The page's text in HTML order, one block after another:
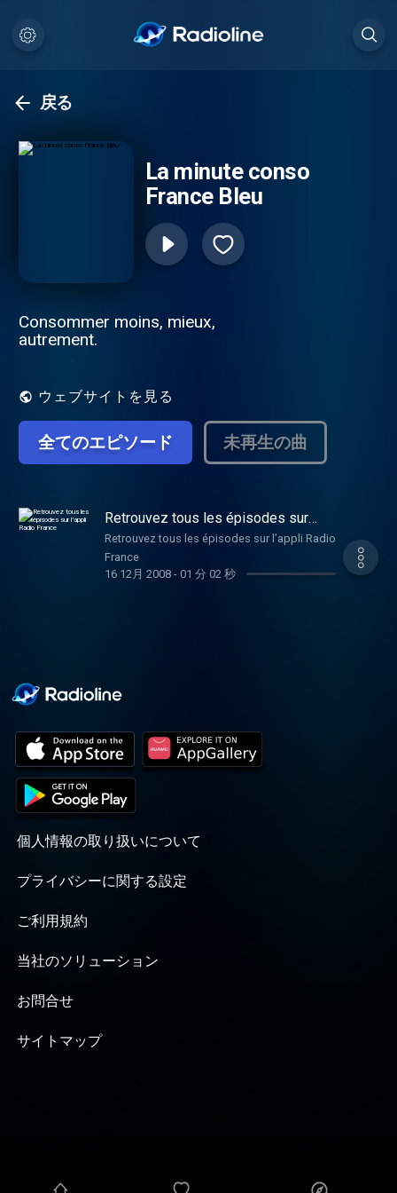
戻る
La minute conso
France Bleu
Consommer moins, mieux,
autrement.
ウェブサイトを見る
全てのエピソード 未再生の曲
Retrouvez tous les épisodes sur
l’appli Radio France
Retrouvez tous les épisodes sur l’appli Radio
France
16 12月 2008- 01 分 02 秒
個人情報の取り扱いについて
プライバシーに関する設定
ご利用規約
当社のソリューション
お問合せ
サイトマップ